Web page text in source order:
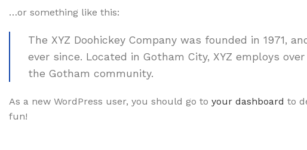
…or something like this:
The XYZ Doohickey Company was founded in 1971,
ever since. Located in Gotham City, XYZ employs
the Gotham community.
As a new WordPress user, you should go to your dashboard to
fun!